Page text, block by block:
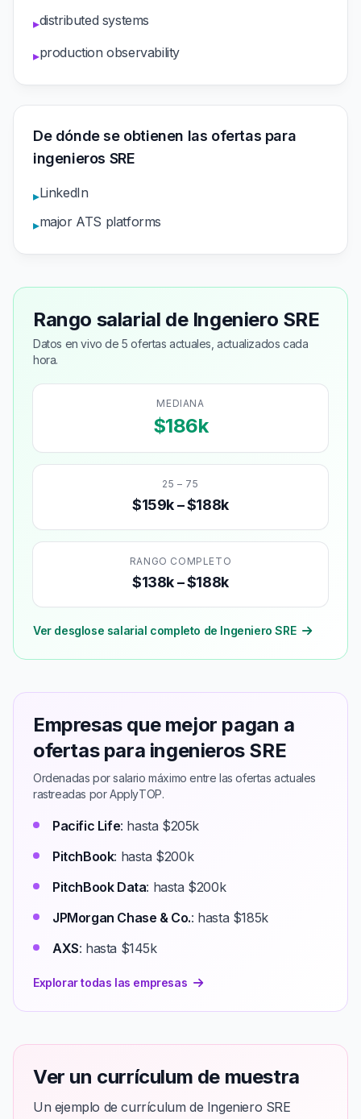
▸distributed systems
▸production observability
De dónde se obtienen las ofertas para
ingenieros SRE
▸LinkedIn
▸major ATS platforms
Rango salarial de Ingeniero SRE
Datos en vivo de 5 ofertas actuales, actualizados cada
hora.
MEDIANA
$186k
25 – 75
$159k – $188k
RANGO COMPLETO
$138k – $188k
Ver desglose salarial completo de Ingeniero SRE
Empresas que mejor pagan a
ofertas para ingenieros SRE
Ordenadas por salario máximo entre las ofertas actuales
rastreadas por ApplyTOP.
Pacific Life: hasta $205k
PitchBook: hasta $200k
PitchBook Data: hasta $200k
JPMorgan Chase & Co.: hasta $185k
AXS: hasta $145k
Explorar todas las empresas
Ver un currículum de muestra
Un ejemplo de currículum de Ingeniero SRE